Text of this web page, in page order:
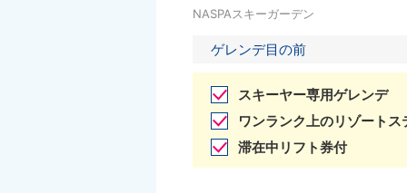
NASPAスキーガーデン
ゲレンデ目の前
スキーヤー専用ゲレンデ
ワンランク上のリゾートス
滞在中リフト券付